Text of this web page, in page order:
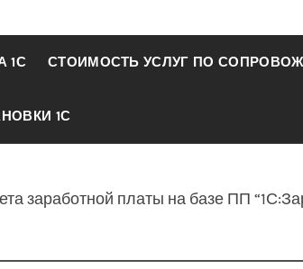
1С СТОИМОСТЬ УСЛУГ ПО
1С
заработной платы на базе ПП